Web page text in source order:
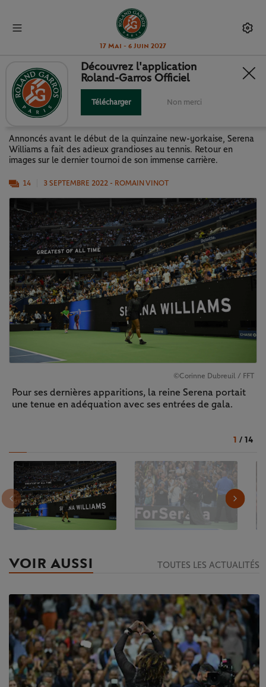
17 Mai - 6 Juin 2027
US OPEN 2022 : LE DERNIER
TOURNOI DE SERENA EN IMAGES
Annoncés avant le début de la quinzaine new-yorkaise, Serena
Williams a fait des adieux grandioses au tennis. Retour en
images sur le dernier tournoi de son immense carrière.
14 3 SEPTEMBRE 2022 - ROMAIN VINOT
©Corinne Dubreuil / FFT
Pour ses dernières apparitions, la reine Serena portait
une tenue en adéquation avec ses entrées de gala.
1 / 14
VOIR AUSSI TOUTES LES ACTUALITÉS
Découvrez l'application
Roland-Garros Officiel
Télécharger Non merci